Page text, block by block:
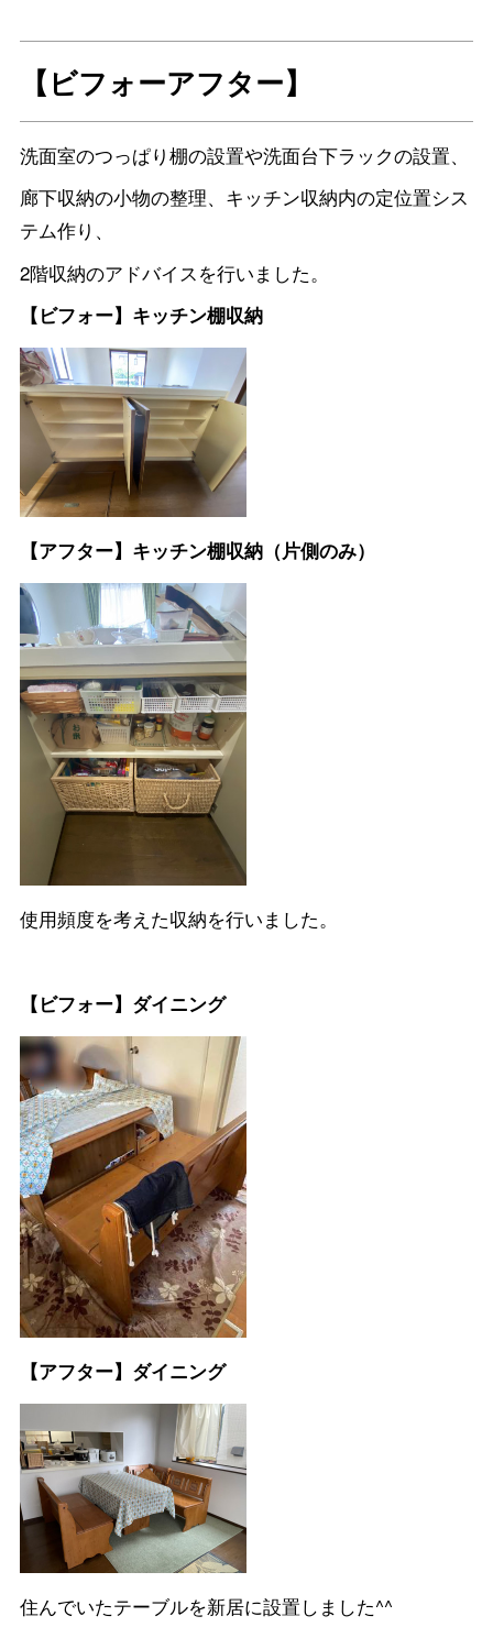
【ビフォーアフター】
洗面室のつっぱり棚の設置や洗面台下ラックの設置、
廊下収納の小物の整理、キッチン収納内の定位置シス
テム作り、
2階収納のアドバイスを行いました。
【ビフォー】キッチン棚収納
【アフター】キッチン棚収納（片側のみ）
使用頻度を考えた収納を行いました。
【ビフォー】ダイニング
【アフター】ダイニング
住んでいたテーブルを新居に設置しました^^